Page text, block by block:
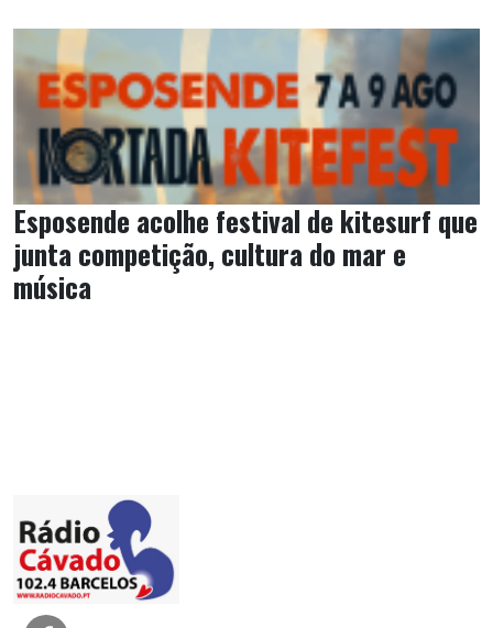
Esposende acolhe festival de kitesurf que
junta competição, cultura do mar e
música